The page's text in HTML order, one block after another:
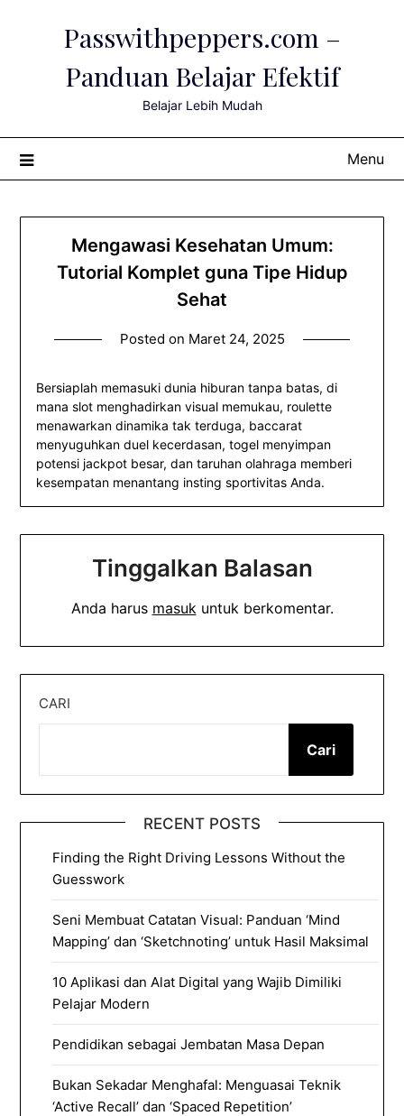
Passwithpeppers.com –
Panduan Belajar Efektif
Belajar Lebih Mudah
Menu
Mengawasi Kesehatan Umum:
Tutorial Komplet guna Tipe Hidup
Sehat
Posted on Maret 24, 2025
Bersiaplah memasuki dunia hiburan tanpa batas, di
mana slot menghadirkan visual memukau, roulette
menawarkan dinamika tak terduga, baccarat
menyuguhkan duel kecerdasan, togel menyimpan
potensi jackpot besar, dan taruhan olahraga memberi
kesempatan menantang insting sportivitas Anda.
Tinggalkan Balasan
Anda harus masukuntuk berkomentar.
CARI
Cari
RECENT POSTS
Finding the Right Driving Lessons Without the
Guesswork
Seni Membuat Catatan Visual: Panduan ‘Mind
Mapping’ dan ‘Sketchnoting’ untuk Hasil Maksimal
10 Aplikasi dan Alat Digital yang Wajib Dimiliki
Pelajar Modern
Pendidikan sebagai Jembatan Masa Depan
Bukan Sekadar Menghafal: Menguasai Teknik
‘Active Recall’ dan ‘Spaced Repetition’